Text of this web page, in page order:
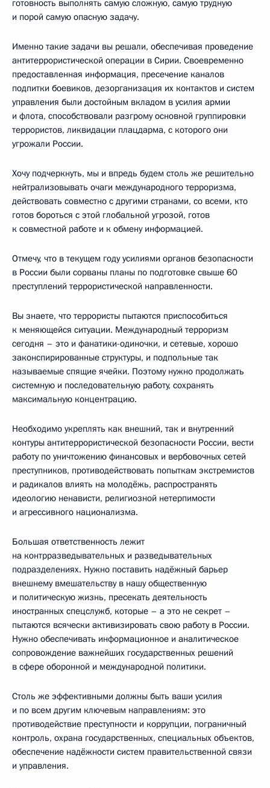
готовность выполнять самую сложную, самую трудную
и порой самую опасную задачу.
Именно такие задачи вы решали, обеспечивая проведение
антитеррористической операции в Сирии. Своевременно
предоставленная информация, пресечение каналов
подпитки боевиков, дезорганизация их контактов и систем
управления были достойным вкладом в усилия армии
и флота, способствовали разгрому основной группировки
террористов, ликвидации плацдарма, с которого они
угрожали России.
Хочу подчеркнуть, мы и впредь будем столь же решительно
нейтрализовывать очаги международного терроризма,
действовать совместно с другими странами, со всеми, кто
готов бороться с этой глобальной угрозой, готов
к совместной работе и к обмену информацией.
Отмечу, что в текущем году усилиями органов безопасности
в России были сорваны планы по подготовке свыше 60
преступлений террористической направленности.
Вы знаете, что террористы пытаются приспособиться
к меняющейся ситуации. Международный терроризм
сегодня – это и фанатики-одиночки, и сетевые, хорошо
законспирированные структуры, и подпольные так
называемые спящие ячейки. Поэтому нужно продолжать
системную и последовательную работу, сохранять
максимальную концентрацию.
Необходимо укреплять как внешний, так и внутренний
контуры антитеррористической безопасности России, вести
работу по уничтожению финансовых и вербовочных сетей
преступников, противодействовать попыткам экстремистов
и радикалов влиять на молодёжь, распространять
идеологию ненависти, религиозной нетерпимости
и агрессивного национализма.
Большая ответственность лежит
на контрразведывательных и разведывательных
подразделениях. Нужно поставить надёжный барьер
внешнему вмешательству в нашу общественную
и политическую жизнь, пресекать деятельность
иностранных спецслужб, которые – а это не секрет –
пытаются всячески активизировать свою работу в России.
Нужно обеспечивать информационное и аналитическое
сопровождение важнейших государственных решений
в сфере оборонной и международной политики.
Столь же эффективными должны быть ваши усилия
и по всем другим ключевым направлениям: это
противодействие преступности и коррупции, пограничный
контроль, охрана государственных, специальных объектов,
обеспечение надёжности систем правительственной связи
и управления.